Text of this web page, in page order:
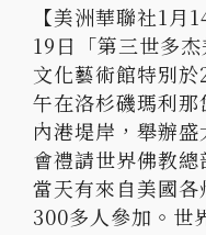
【美洲華聯社1月
19日「第三世多
文化藝術館特別
午在洛杉磯瑪利
內港堤岸，舉辦
會禮請世界佛教總
當天有來自美國
300多人參加。世